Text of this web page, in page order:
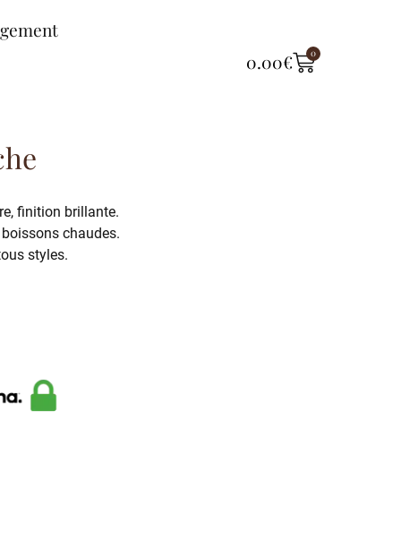
0.00€ 0
finition brillante.
chaudes.
styles.